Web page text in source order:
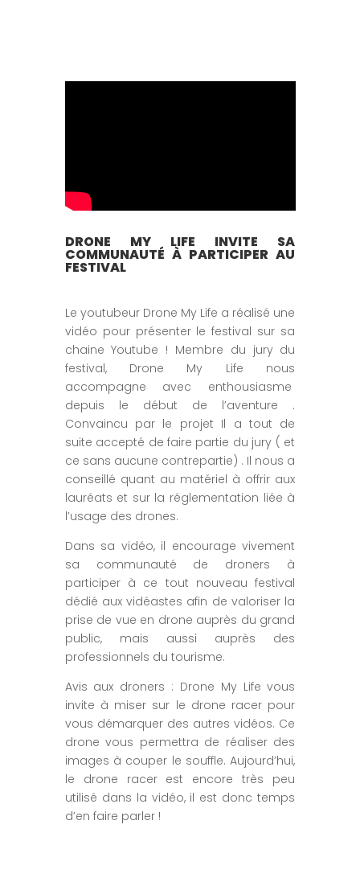
DRONE MY LIFE INVITE SA
COMMUNAUTÉ À PARTICIPER AU
FESTIVAL
Le youtubeur Drone My Life a réalisé une
vidéo pour présenter le festival sur sa
chaine Youtube ! Membre du jury du
festival, Drone My Life nous
accompagne avec enthousiasme
depuis le début de l’aventure .
Convaincu par le projet Il a tout de
suite accepté de faire partie du jury ( et
ce sans aucune contrepartie) . Il nous a
conseillé quant au matériel à offrir aux
lauréats et sur la réglementation liée à
l’usage des drones.
Dans sa vidéo, il encourage vivement
sa communauté de droners à
participer à ce tout nouveau festival
dédié aux vidéastes afin de valoriser la
prise de vue en drone auprès du grand
public, mais aussi auprès des
professionnels du tourisme.
Avis aux droners : Drone My Life vous
invite à miser sur le drone racer pour
vous démarquer des autres vidéos. Ce
drone vous permettra de réaliser des
images à couper le souffle. Aujourd’hui,
le drone racer est encore très peu
utilisé dans la vidéo, il est donc temps
d’en faire parler !